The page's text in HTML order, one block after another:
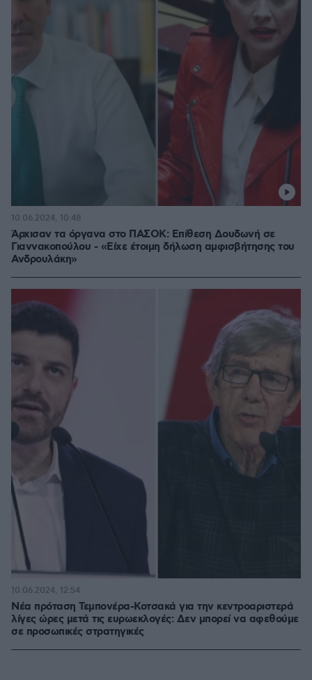
Άρχισαν τα όργανα στο ΠΑΣΟΚ: Eπίθεση Δουδωνή σε
Γιαννακοπούλου - «Είχε έτοιμη δήλωση αμφισβήτησης του
Ανδρουλάκη»
10.06.2024, 10:48
Νέα πρόταση Τεμπονέρα-Κοτσακά για την κεντροαριστερά
λίγες ώρες μετά τις ευρωεκλογές: Δεν μπορεί να αφεθούμε
σε προσωπικές στρατηγικές
10.06.2024, 12:54